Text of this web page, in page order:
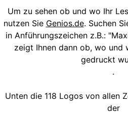
Um zu sehen ob und wo Ihr
nutzen Sie Genios.de. Suchen
in Anführungszeichen z.B.:
zeigt Ihnen dann ob, wo und
gedruckt
.
Unten die 118 Logos von allen
der